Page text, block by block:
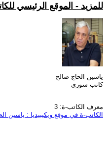
للمزيد - الموقع الرئيسي
ياسين الحاج صالح
كاتب سوري
معرف الكاتب-ة: 3
الكاتب-ة في موقع ويكيبيديا : ياسين